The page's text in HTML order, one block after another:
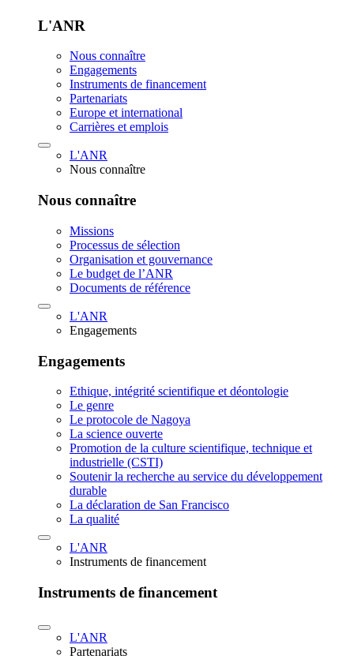
L'ANR
Nous connaître
Engagements
Instruments de financement
Partenariats
Europe et international
Carrières et emplois
L'ANR
Nous connaître
Nous connaître
Missions
Processus de sélection
Organisation et gouvernance
Le budget de l’ANR
Documents de référence
L'ANR
Engagements
Engagements
Ethique, intégrité scientifique et déontologie
Le genre
Le protocole de Nagoya
La science ouverte
Promotion de la culture scientifique, technique et
industrielle (CSTI)
Soutenir la recherche au service du développement
durable
La déclaration de San Francisco
La qualité
L'ANR
Instruments de financement
Instruments de financement
L'ANR
Partenariats